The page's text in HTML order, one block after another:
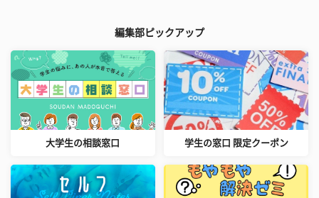
編集部ピックアップ
大学生の相談窓口 学生の窓口 限定クーポン